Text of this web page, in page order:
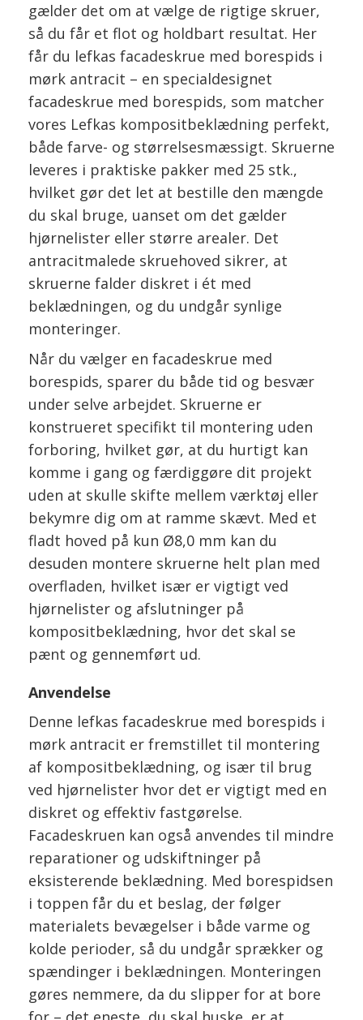
gælder det om at vælge de rigtige skruer,
så du får et flot og holdbart resultat. Her
får du lefkas facadeskrue med borespids i
mørk antracit – en specialdesignet
facadeskrue med borespids, som matcher
vores Lefkas kompositbeklædning perfekt,
både farve- og størrelsesmæssigt. Skruerne
leveres i praktiske pakker med 25 stk.,
hvilket gør det let at bestille den mængde
du skal bruge, uanset om det gælder
hjørnelister eller større arealer. Det
antracitmalede skruehoved sikrer, at
skruerne falder diskret i ét med
beklædningen, og du undgår synlige
monteringer.
Når du vælger en facadeskrue med
borespids, sparer du både tid og besvær
under selve arbejdet. Skruerne er
konstrueret specifikt til montering uden
forboring, hvilket gør, at du hurtigt kan
komme i gang og færdiggøre dit projekt
uden at skulle skifte mellem værktøj eller
bekymre dig om at ramme skævt. Med et
fladt hoved på kun Ø8,0 mm kan du
desuden montere skruerne helt plan med
overfladen, hvilket især er vigtigt ved
hjørnelister og afslutninger på
kompositbeklædning, hvor det skal se
pænt og gennemført ud.
Anvendelse
Denne lefkas facadeskrue med borespids i
mørk antracit er fremstillet til montering
af kompositbeklædning, og især til brug
ved hjørnelister hvor det er vigtigt med en
diskret og effektiv fastgørelse.
Facadeskruen kan også anvendes til mindre
reparationer og udskiftninger på
eksisterende beklædning. Med borespidsen
i toppen får du et beslag, der følger
materialets bevægelser i både varme og
kolde perioder, så du undgår sprækker og
spændinger i beklædningen. Monteringen
gøres nemmere, da du slipper for at bore